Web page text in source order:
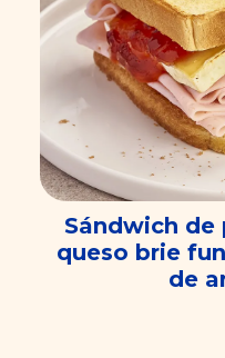
Sándwich de
queso brie
de